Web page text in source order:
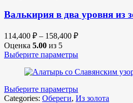
Валькирия в два уровня из
114,400 ₽ – 158,400 ₽
Оценка 5.00 из 5
Выберите параметры
Выберите параметры
Categories: Обереги, Из золота